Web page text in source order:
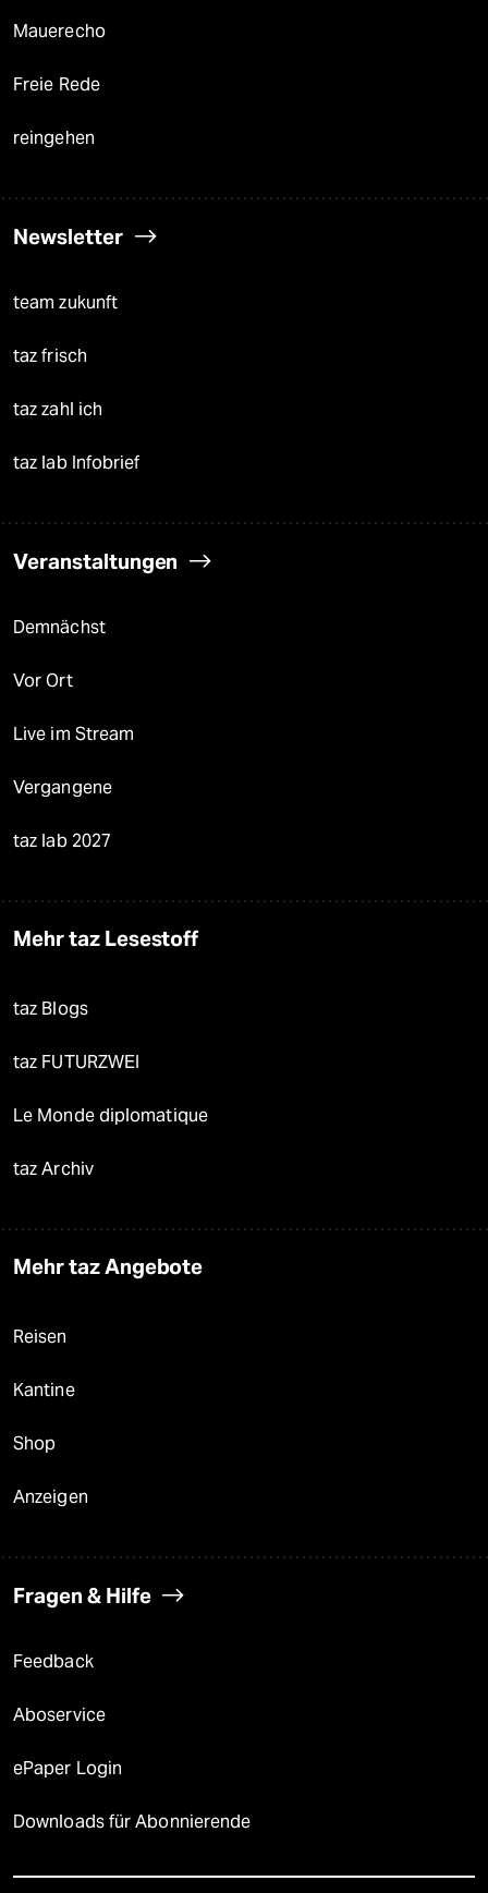
Mauerecho
Freie Rede
reingehen
Newsletter
team zukunft
taz frisch
taz zahl ich
taz lab Infobrief
Veranstaltungen
Demnächst
Vor Ort
Live im Stream
Vergangene
taz lab 2027
Mehr taz Lesestoff
taz Blogs
taz FUTURZWEI
Le Monde diplomatique
taz Archiv
Mehr taz Angebote
Reisen
Kantine
Shop
Anzeigen
Fragen & Hilfe
Feedback
Aboservice
ePaper Login
Downloads für Abonnierende